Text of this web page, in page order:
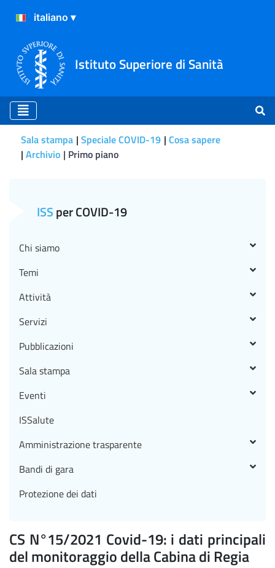
Istituto Superiore di Sanità
Sala stampa Speciale COVID-19 Cosa sapere
Archivio Primo piano
CS N°15/2021 Covid-19: i dati principali
del monitoraggio della Cabina di Regia
ISSper COVID-19
Chi siamo
Temi
Attività
Servizi
Pubblicazioni
Sala stampa
Eventi
ISSalute
Amministrazione trasparente
Bandi di gara
Protezione dei dati